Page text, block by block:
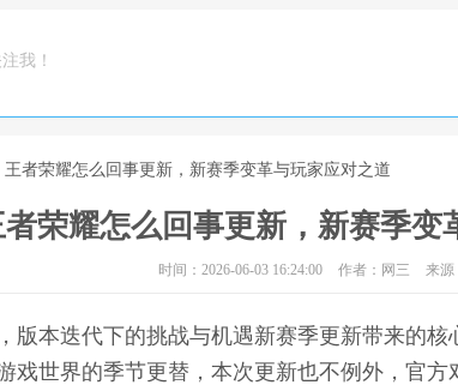
我！
王者荣耀怎么回事更新，新赛季变革与玩家应对之道
荣耀怎么回事更新，新赛季变
时间：2026-06-03 16:24:00 作者：网三 来源
版本迭代下的挑战与机遇新赛季更新带来的
戏世界的季节更替，本次更新也不例外，官